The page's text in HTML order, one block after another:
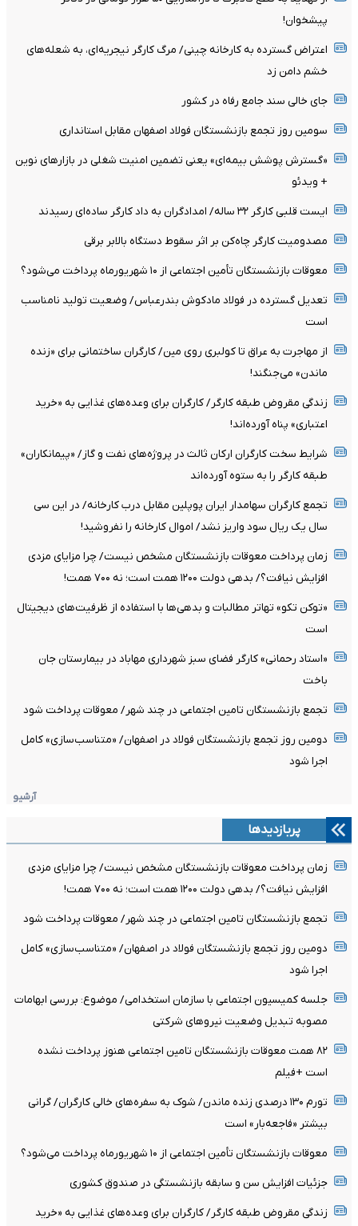
پیشخوان!
اعتراض گسترده به کارخانه چینی/ مرگ کارگر نیجریه‌ای، به شعله‌های
خشم دامن زد
جای خالی سند جامع رفاه در کشور
سومین روز تجمع بازنشستگان فولاد اصفهان مقابل استانداری
«گسترش پوشش بیمه‌ای» یعنی تضمین امنیت شغلی در بازارهای نوین
+ ویدئو
ایست قلبی کارگر ۳۲ ساله/ امدادگران به داد کارگر ساده‌ای رسیدند
مصدومیت کارگر چاه‌کن بر اثر سقوط دستگاه بالابر برقی
معوقات بازنشستگان تأمین اجتماعی از ۱۰ شهریورماه پرداخت می‌شود؟
تعدیل گسترده در فولاد مادکوش بندرعباس/ وضعیت تولید نامناسب
است
از مهاجرت به عراق تا کولبری روی مین/ کارگران ساختمانی برای «زنده
ماندن» می‌جنگند!
زندگی مقروض طبقه کارگر/ کارگران برای وعده‌های غذایی به «خرید
اعتباری» پناه آورده‌اند!
شرایط سخت کارگران ارکان ثالث در پروژه‌های نفت و گاز/ «پیمانکاران»
طبقه کارگر را به ستوه آورده‌اند
تجمع کارگران سهامدار ایران پوپلین مقابل درب کارخانه/ در این سی
سال یک ریال سود واریز نشد/ اموال کارخانه را نفروشید!
زمان پرداخت معوقات بازنشستگان مشخص نیست/ چرا مزایای مزدی
افزایش نیافت؟/ بدهی دولت ۱۲۰۰ همت است؛ نه ۷۰۰ همت!
«توکن تکو» تهاتر مطالبات و بدهی‌ها با استفاده از ظرفیت‌های دیجیتال
است
«استاد رحمانی» کارگر فضای سبز شهرداری مهاباد در بیمارستان جان
باخت
تجمع بازنشستگان تامین اجتماعی در چند شهر/ معوقات پرداخت شود
دومین روز تجمع بازنشستگان فولاد در اصفهان/ «متناسب‌سازی» کامل
اجرا شود
آرشیو
پربازدیدها
زمان پرداخت معوقات بازنشستگان مشخص نیست/ چرا مزایای مزدی
افزایش نیافت؟/ بدهی دولت ۱۲۰۰ همت است؛ نه ۷۰۰ همت!
تجمع بازنشستگان تامین اجتماعی در چند شهر/ معوقات پرداخت شود
دومین روز تجمع بازنشستگان فولاد در اصفهان/ «متناسب‌سازی» کامل
اجرا شود
جلسه کمیسیون اجتماعی با سازمان استخدامی/ موضوع: بررسی ابهامات
مصوبه تبدیل وضعیت نیروهای شرکتی
۸۲ همت معوقات بازنشستگان تامین اجتماعی هنوز پرداخت نشده
است +فیلم
تورم ۱۳۰ درصدی زنده ماندن/ شوک به سفره‌های خالی کارگران/ گرانی
بیشتر «فاجعه‌بار» است
معوقات بازنشستگان تأمین اجتماعی از ۱۰ شهریورماه پرداخت می‌شود؟
جزئیات افزایش سن و سابقه بازنشستگی در صندوق کشوری
زندگی مقروض طبقه کارگر/ کارگران برای وعده‌های غذایی به «خرید